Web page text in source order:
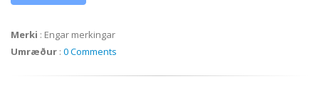
Merki : Engar merkingar
Umræður : 0 Comments